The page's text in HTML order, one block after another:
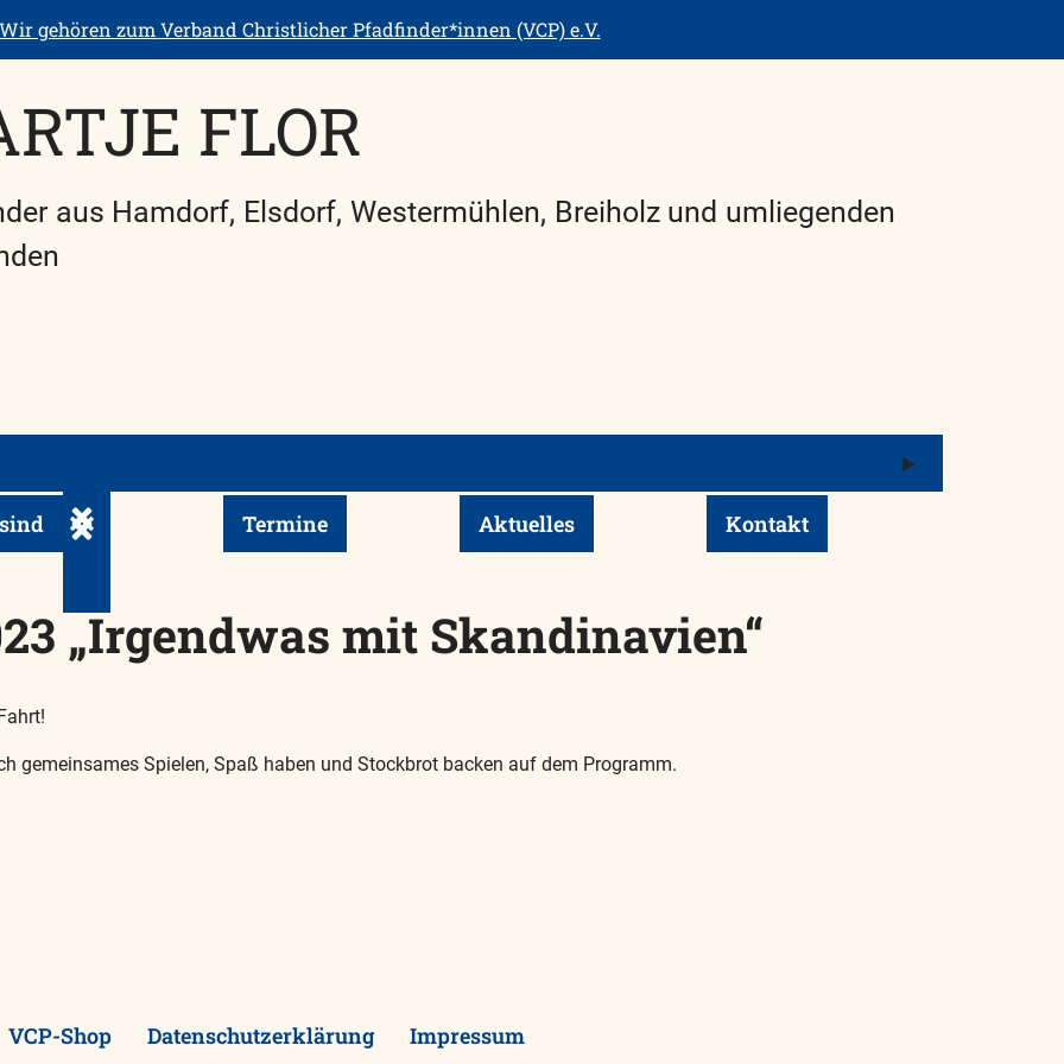
Wir gehören zum Verband Christlicher Pfadfinder*innen (VCP) e.V.
FLOR
aus Hamdorf, Elsdorf, Westermühlen, Breiholz und umliegenden
Untermenü ein-/ausklappen
Termine Aktuelles Kontakt
„Irgendwas mit Skandinavien“
gemeinsames Spielen, Spaß haben und Stockbrot backen auf dem Programm.
VCP-Shop Datenschutzerklärung Impressum